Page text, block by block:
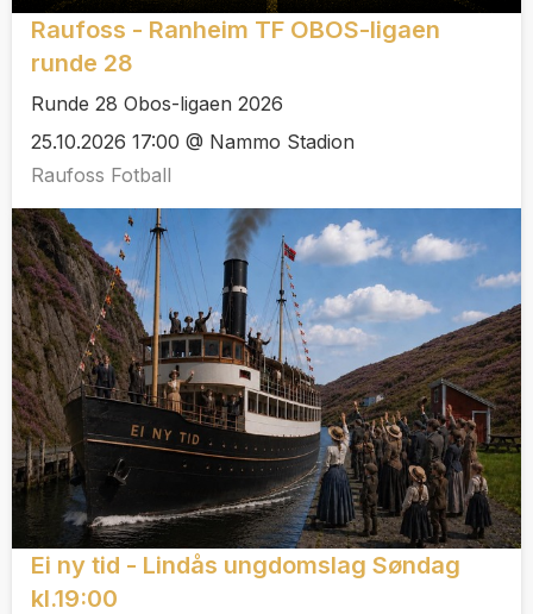
Raufoss - Ranheim TF OBOS-ligaen
runde 28
Runde 28 Obos-ligaen 2026
25.10.2026 17:00 @ Nammo Stadion
Raufoss Fotball
Ei ny tid - Lindås ungdomslag Søndag
kl.19:00